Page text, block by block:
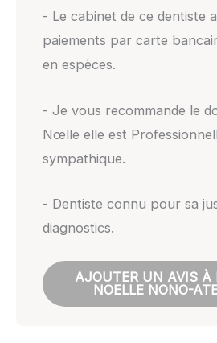
- Le cabinet de ce dentiste
paiements par carte
en espèces.
- Je vous recommande le
Nœlle elle est
sympathique.
- Dentiste connu pour sa
diagnostics.
AJOUTER UN AVIS À
NOELLE NONO-